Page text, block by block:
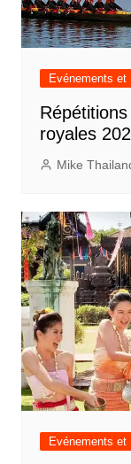
Evénements et
royales
Mike
Evénements et